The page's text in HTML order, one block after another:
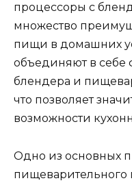
процессоры с
множество
пищи в домашних
объединяют в себе
блендера и
что позволяет
возможности
Одно из основных
пищеварительного